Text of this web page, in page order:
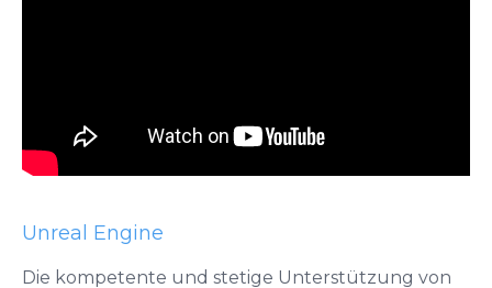
Unreal Engine
Die kompetente und stetige Unterstützung von